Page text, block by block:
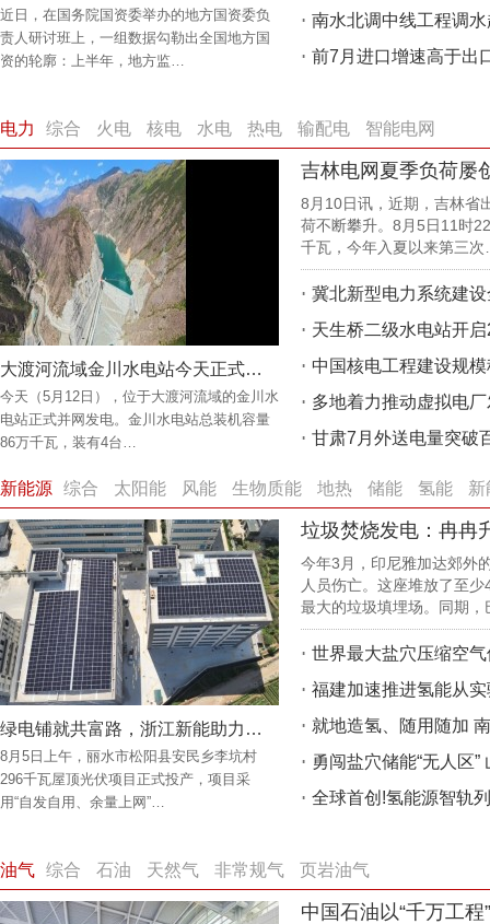
近日，在国务院国资委举办的地方国资委负
责人研讨班上，一组数据勾勒出全国地方国
资的轮廓：上半年，地方监…
南水北调中线工程调
前7月进口增速高于出
电力 综合 火电 核电 水电 热电 输配电 智能电网
大渡河流域金川水电站今天正式并网发电
今天（5月12日），位于大渡河流域的金川水
电站正式并网发电。金川水电站总装机容量
86万千瓦，装有4台…
吉林电网夏季负荷屡
8月10日讯，近期，吉林省
荷不断攀升。8月5日11时
千瓦，今年入夏以来第三
冀北新型电力系统建
天生桥二级水电站开
中国核电工程建设规
多地着力推动虚拟电
甘肃7月外送电量突破
新能源 综合 太阳能 风能 生物质能 地热 储能 氢能 新
绿电铺就共富路，浙江新能助力结对村建成屋顶光伏项目
8月5日上午，丽水市松阳县安民乡李坑村
296千瓦屋顶光伏项目正式投产，项目采
用“自发自用、余量上网”…
垃圾焚烧发电：冉冉
今年3月，印尼雅加达郊外
人员伤亡。这座堆放了至
最大的垃圾填埋场。同期
世界最大盐穴压缩空
福建加速推进氢能从
就地造氢、随用随加
勇闯盐穴储能“无人区”
全球首创!氢能源智轨
油气 综合 石油 天然气 非常规气 页岩油气
中国石油以“千万工